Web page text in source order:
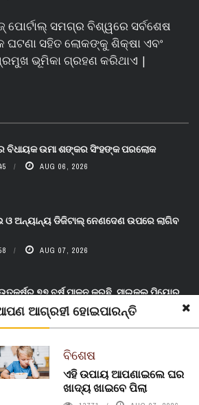
ଆଗ୍ରହୀ ହୋଇପାରନ୍ତି
ବିଶେଷ
ଏହି ଉପାୟ ଆପଣାଇଲେ ଘର
ଖାଦ୍ୟ ଖାଇବେ ପିଲା
ସମଗ୍ର ବିଶ୍ୱରେ ସର୍ବଶେଷ
ସହିତ ଲୋକଙ୍କୁ ଶିକ୍ଷା ଏବଂ
ଭୂମିକା ଗ୍ରହଣ କରିଥାଏ |
ବିଧାୟକ ଉମା ଶଙ୍କର ସିଂହଙ୍କ ପରଲୋକ
AUG 06, 2026
ଅନ୍ୟାନ୍ୟ ଡିଜିଟାଲ୍ ନେଣଦେଣ ଉପରେ ଲାଗିବ
AUG 07, 2026
୭୭ ବର୍ଷ ପାଳନ କରୁଛି, ସାଇକଲ ପିୟୋର୍‌
ଭୁବନେଶ୍ୱରରେ ପାର୍ବଣ କାଳୀନ ନବସୃଜନ
କଲା